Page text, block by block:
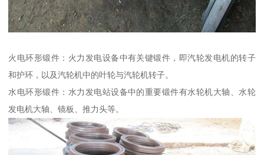
火电环形锻件：火力发电设备中有关键锻件，即汽轮发电机的转子
和护环，以及汽轮机中的叶轮与汽轮机转子。
水电环形锻件：水力发电站设备中的重要锻件有水轮机大轴、水轮
发电机大轴、镜板、推力头等。